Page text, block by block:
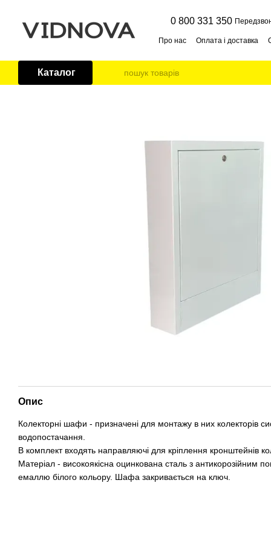
0 800 331 350
Про нас Оплата і доставка
Каталог
Опис
Колекторні шафи - призначені для монтажу в них колекторів
водопостачання.
В комплект входять направляючі для кріплення кронштейнів
Матеріал - високоякісна оцинкована сталь з антикорозійним
емаллю білого кольору. Шафа закривається на ключ.